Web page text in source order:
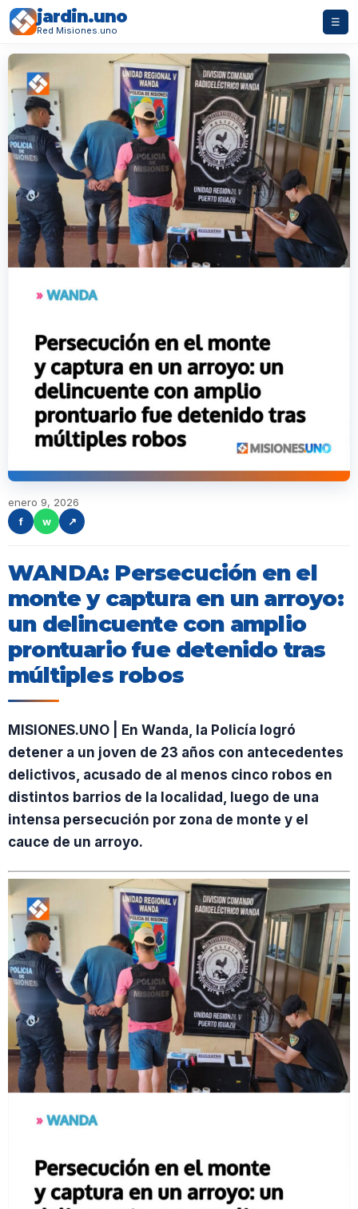
jardin.uno
Red Misiones.uno
☰
enero 9, 2026
f
w ↗
WANDA: Persecución en el
monte y captura en un arroyo:
un delincuente con amplio
prontuario fue detenido tras
múltiples robos
MISIONES.UNO | En Wanda, la Policía logró
detener a un joven de 23 años con antecedentes
delictivos, acusado de al menos cinco robos en
distintos barrios de la localidad, luego de una
intensa persecución por zona de monte y el
cauce de un arroyo.